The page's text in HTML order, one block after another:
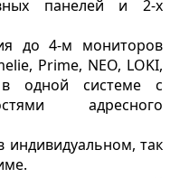
панелей и 2-х
до 4-м мониторов
Prime, NEO, LOKI,
одной системе с
адресного
индивидуальном, так